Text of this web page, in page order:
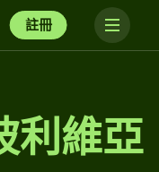
註冊
利維亞